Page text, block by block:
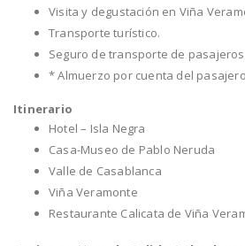
Visita y degustación en Viña
Transporte turístico.
Seguro de transporte de
* Almuerzo por cuenta del pasajero
Itinerario
Hotel – Isla Negra
Casa-Museo de Pablo Neruda
Valle de Casablanca
Viña Veramonte
Restaurante Calicata de Viña